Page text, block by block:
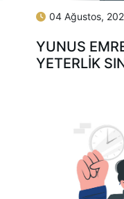
04 Ağustos,
YUNUS
YETERLIK